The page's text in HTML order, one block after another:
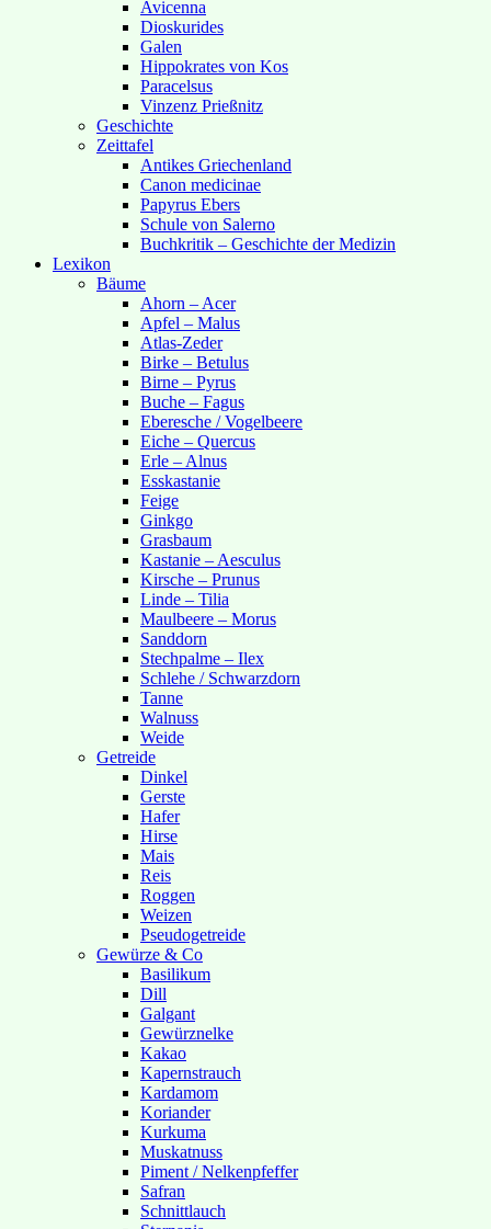
Avicenna
Dioskurides
Galen
Hippokrates von Kos
Paracelsus
Vinzenz Prießnitz
Geschichte
Zeittafel
Antikes Griechenland
Canon medicinae
Papyrus Ebers
Schule von Salerno
Buchkritik – Geschichte der Medizin
Lexikon
Bäume
Ahorn – Acer
Apfel – Malus
Atlas-Zeder
Birke – Betulus
Birne – Pyrus
Buche – Fagus
Eberesche / Vogelbeere
Eiche – Quercus
Erle – Alnus
Esskastanie
Feige
Ginkgo
Grasbaum
Kastanie – Aesculus
Kirsche – Prunus
Linde – Tilia
Maulbeere – Morus
Sanddorn
Stechpalme – Ilex
Schlehe / Schwarzdorn
Tanne
Walnuss
Weide
Getreide
Dinkel
Gerste
Hafer
Hirse
Mais
Reis
Roggen
Weizen
Pseudogetreide
Gewürze & Co
Basilikum
Dill
Galgant
Gewürznelke
Kakao
Kapernstrauch
Kardamom
Koriander
Kurkuma
Muskatnuss
Piment / Nelkenpfeffer
Safran
Schnittlauch